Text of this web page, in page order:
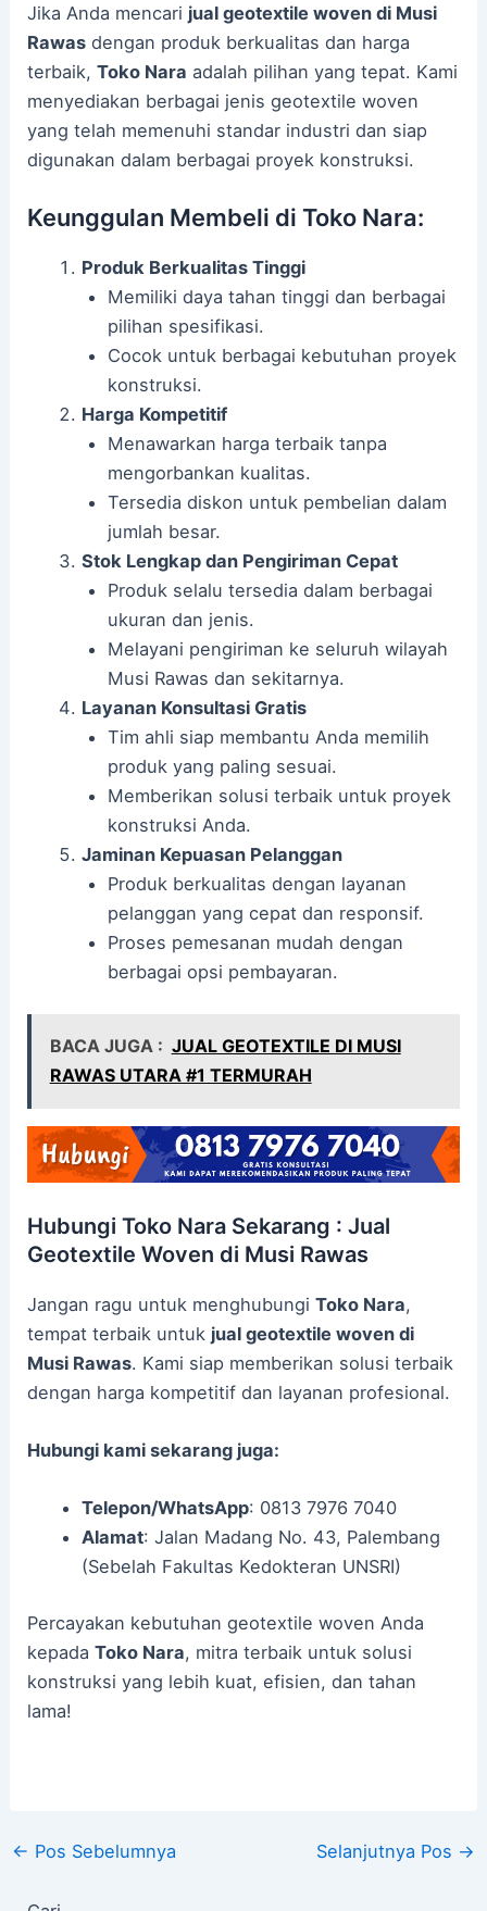
Jika Anda mencari jual geotextile woven di Musi
Rawas dengan produk berkualitas dan harga
terbaik,Toko Nara adalah pilihan yang tepat. Kami
menyediakan berbagai jenis geotextile woven
yang telah memenuhi standar industri dan siap
digunakan dalam berbagai proyek konstruksi.
Keunggulan Membeli di Toko Nara:
Produk Berkualitas Tinggi
Memiliki daya tahan tinggi dan berbagai
pilihan spesifikasi.
Cocok untuk berbagai kebutuhan proyek
konstruksi.
Harga Kompetitif
Menawarkan harga terbaik tanpa
mengorbankan kualitas.
Tersedia diskon untuk pembelian dalam
jumlah besar.
Stok Lengkap dan Pengiriman Cepat
Produk selalu tersedia dalam berbagai
ukuran dan jenis.
Melayani pengiriman ke seluruh wilayah
Musi Rawas dan sekitarnya.
Layanan Konsultasi Gratis
Tim ahli siap membantu Anda memilih
produk yang paling sesuai.
Memberikan solusi terbaik untuk proyek
konstruksi Anda.
Jaminan Kepuasan Pelanggan
Produk berkualitas dengan layanan
pelanggan yang cepat dan responsif.
Proses pemesanan mudah dengan
berbagai opsi pembayaran.
BACA JUGA : JUAL GEOTEXTILE DI MUSI
RAWAS UTARA #1 TERMURAH
Hubungi Toko Nara Sekarang : Jual
Geotextile Woven di Musi Rawas
Jangan ragu untuk menghubungiToko Nara,
tempat terbaik untuk jual geotextile woven di
Musi Rawas. Kami siap memberikan solusi terbaik
dengan harga kompetitif dan layanan profesional.
Hubungi kami sekarang juga:
Telepon/WhatsApp: 0813 7976 7040
Alamat: Jalan Madang No. 43, Palembang
(Sebelah Fakultas Kedokteran UNSRI)
Percayakan kebutuhan geotextile woven Anda
kepadaToko Nara, mitra terbaik untuk solusi
konstruksi yang lebih kuat, efisien, dan tahan
lama!
← Pos Sebelumnya Selanjutnya Pos →